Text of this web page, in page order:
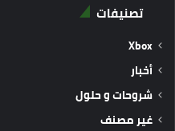
تصنيفات
Xbox
أخبار
شروحات و حلول
غير مصنف